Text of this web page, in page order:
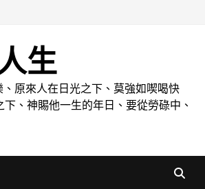
生
、原來人在日光之下、莫強如喫喝快
、神賜他一生的年日、要從勞碌中、